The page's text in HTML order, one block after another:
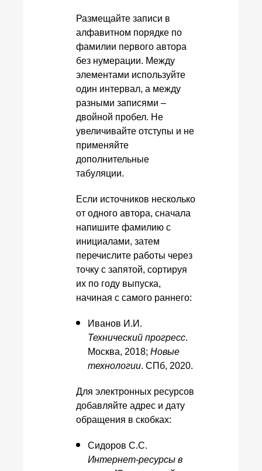
Размещайте записи в
алфавитном порядке по
фамилии первого автора
без нумерации. Между
элементами используйте
один интервал, а между
разными записями –
двойной пробел. Не
увеличивайте отступы и не
применяйте
дополнительные
табуляции.
Если источников несколько
от одного автора, сначала
напишите фамилию с
инициалами, затем
перечислите работы через
точку с запятой, сортируя
их по году выпуска,
начиная с самого раннего:
Иванов И.И.
Технический прогресс.
Москва, 2018; Новые
технологии. СПб, 2020.
Для электронных ресурсов
добавляйте адрес и дату
обращения в скобках:
Сидоров С.С.
Интернет-ресурсы в